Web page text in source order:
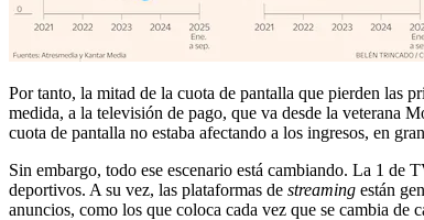
Por tanto, la mitad de la cuota de pantalla que pierden las
medida, a la televisión de pago, que va desde la veterana
cuota de pantalla no estaba afectando a los ingresos, en
Sin embargo, todo ese escenario está cambiando. La 1 de
deportivos. A su vez, las plataformas de streaming están
anuncios, como los que coloca cada vez que se cambia de